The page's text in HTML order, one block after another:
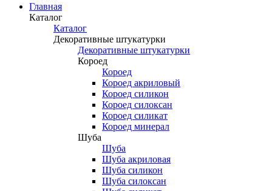
Главная
Каталог
Каталог
Декоративные штукатурки
Декоративные штукатурки
Короед
Короед
Короед акриловый
Короед силикон
Короед силоксан
Короед силикат
Короед минерал
Шуба
Шуба
Шуба акриловая
Шуба силикон
Шуба силоксан